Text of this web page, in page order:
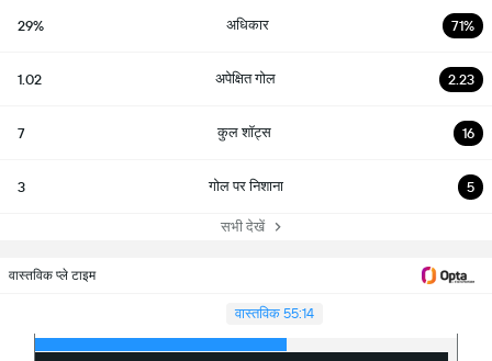
29% अधिकार 71%
1.02 अपेक्षित गोल 2.23
7 कुल शॉट्स 16
3 गोल पर निशाना 5
सभी देखें
वास्तविक प्ले टाइम
वास्तविक 55:14